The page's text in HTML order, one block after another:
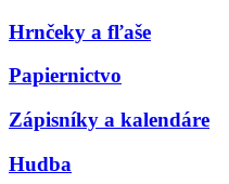
Hrnčeky a fľaše
Papiernictvo
Zápisníky a kalendáre
Hudba